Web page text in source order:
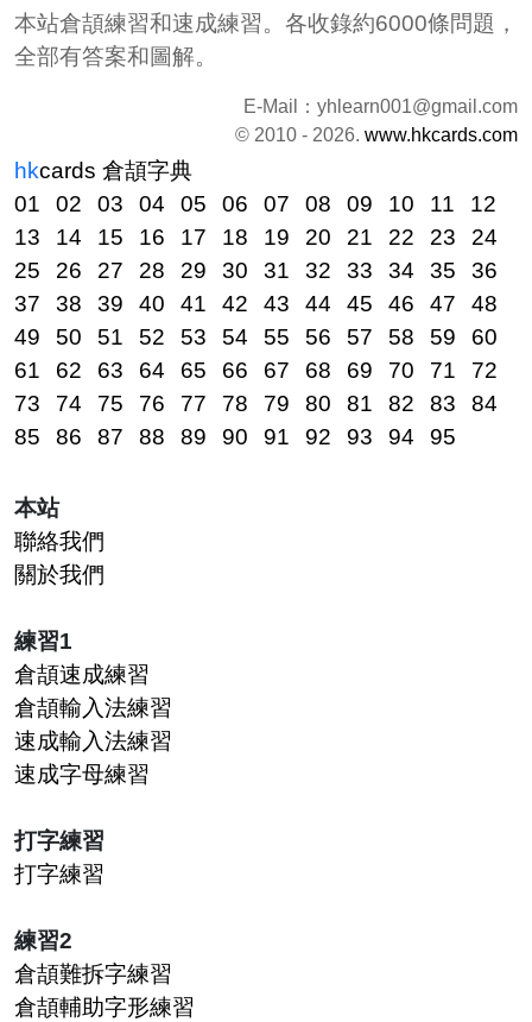
本站倉頡練習和速成練習。各收錄約6000條問題，
全部有答案和圖解。
E-Mail： yhlearn001@gmail.com
© 2010 - 2026. www.hkcards.com
hkcards 倉頡字典
01
02 03 04 05 06 07 08 09 10 11
12
13
14 15 16 17 18 19 20 21 22 23
24
25
26 27 28 29 30 31 32 33 34 35
36
37
38 39 40 41 42 43 44 45 46 47
48
49
50 51 52 53 54 55 56 57 58 59
60
61
62 63 64 65 66 67 68 69 70 71
72
73
74 75 76 77 78 79 80 81 82 83
84
85
86 87 88 89 90 91 92 93 94 95
本站
聯絡我們
關於我們
練習1
倉頡速成練習
倉頡輸入法練習
速成輸入法練習
速成字母練習
打字練習
打字練習
練習2
倉頡難拆字練習
倉頡輔助字形練習